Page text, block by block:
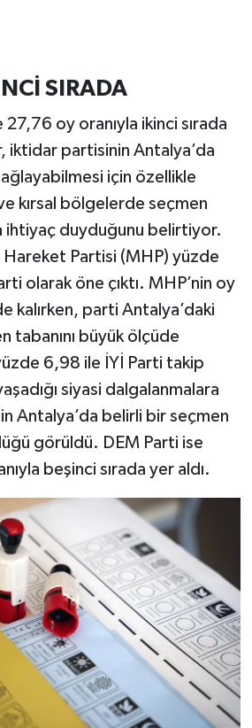
SIRADA
oy oranıyla ikinci sırada
iktidar partisinin Antalya’da
için özellikle
kırsal bölgelerde seçmen
ihtiyaç duyduğunu belirtiyor.
Partisi (MHP) yüzde
olarak öne çıktı. MHP’nin oy
kalırken, parti Antalya’daki
tabanını büyük ölçüde
6,98 ile İYİ Parti takip
siyasi dalgalanmalara
Antalya’da belirli bir seçmen
görüldü. DEM Parti ise
beşinci sırada yer aldı.